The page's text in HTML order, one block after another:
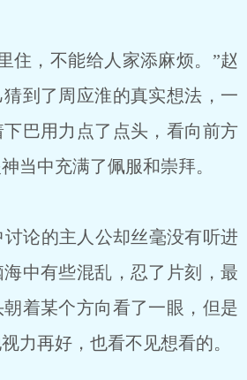
住，不能给人家添麻烦。”赵
到了周应淮的真实想法，一
巴用力点了点头，看向前方
当中充满了佩服和崇拜。
论的主人公却丝毫没有听进
中有些混乱，忍了片刻，最
着某个方向看了一眼，但是
力再好，也看不见想看的。